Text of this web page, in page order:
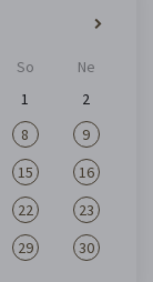
So
Ne
1
2
8
9
15
16
22
23
29 30